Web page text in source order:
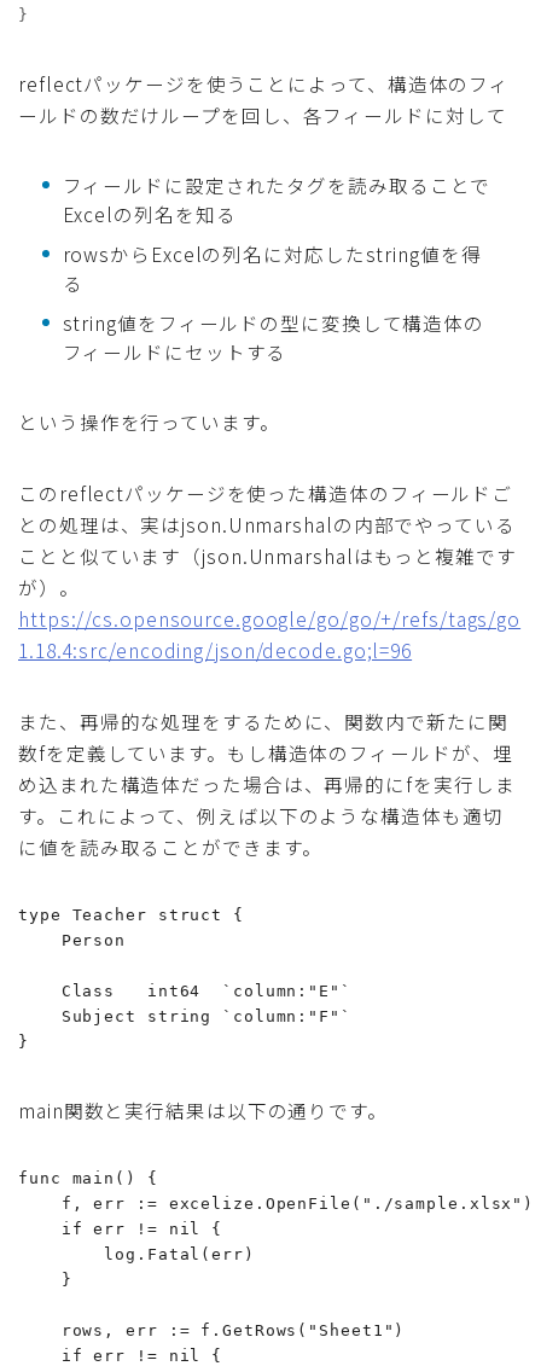
}
reflectパッケージを使うことによって、構造体のフィ
ールドの数だけループを回し、各フィールドに対して
フィールドに設定されたタグを読み取ることで
Excelの列名を知る
rowsからExcelの列名に対応したstring値を得
る
string値をフィールドの型に変換して構造体の
フィールドにセットする
という操作を行っています。
このreflectパッケージを使った構造体のフィールドご
との処理は、実はjson.Unmarshalの内部でやっている
ことと似ています（json.Unmarshalはもっと複雑です
が）。
https://cs.opensource.google/go/go/+/refs/tags/go
1.18.4:src/encoding/json/decode.go;l=96
また、再帰的な処理をするために、関数内で新たに関
数fを定義しています。もし構造体のフィールドが、埋
め込まれた構造体だった場合は、再帰的にfを実行しま
す。これによって、例えば以下のような構造体も適切
に値を読み取ることができます。
type Teacher struct {
    Person
    Class   int64  `column:"E"`
    Subject string `column:"F"`
}
main関数と実行結果は以下の通りです。
func main() {
    f, err := excelize.OpenFile("./sample.xlsx")
    if err != nil {
        log.Fatal(err)
    }
    rows, err := f.GetRows("Sheet1")
    if err != nil {